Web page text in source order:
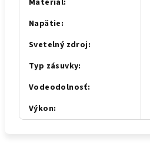
Materiál:
Napätie:
Svetelný zdroj:
Typ zásuvky:
Vodeodolnosť:
Výkon: